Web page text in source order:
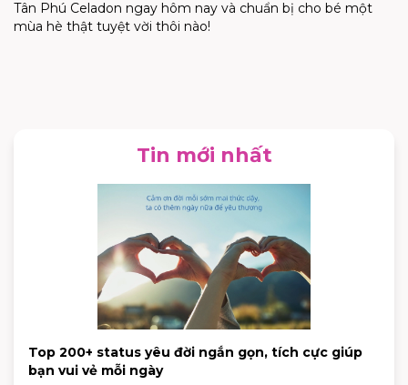
Tân Phú Celadon ngay hôm nay và chuẩn bị cho bé một
mùa hè thật tuyệt vời thôi nào!
Tin mới nhất
Top 200+ status yêu đời ngắn gọn, tích cực giúp
bạn vui vẻ mỗi ngày